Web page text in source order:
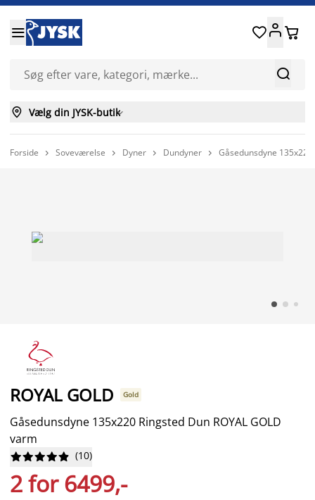


 
 Vælg din JYSK-butik
Forside  Soveværelse  Dyner  Dundyner  Gåsedunsdyne 135x220
ROYAL GOLD Gold
Gåsedunsdyne 135x220 Ringsted Dun ROYAL GOLD
varm





 (10)
2 for 6499,-